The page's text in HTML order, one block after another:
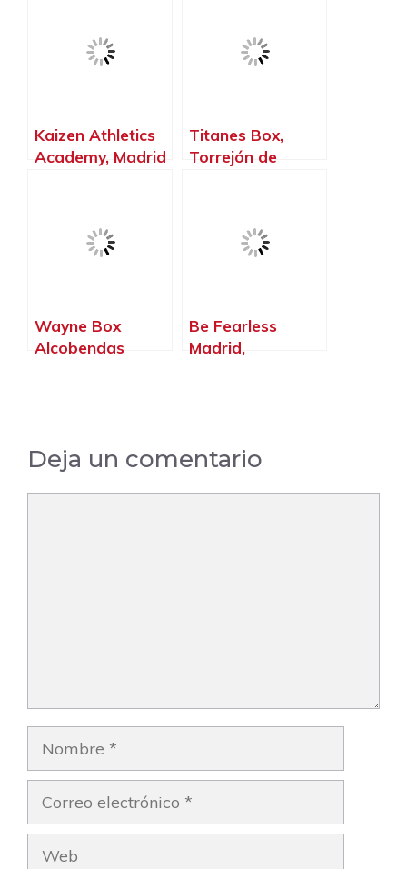
Kaizen Athletics
Academy, Madrid
Titanes Box,
Torrejón de
Wayne Box
Alcobendas
Be Fearless
Madrid,
Deja un comentario
Nombre
Correo
electrónico
Web